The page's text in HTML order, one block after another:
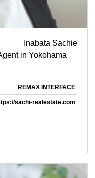
Inabata Sachie
in Yokohama
REMAX INTERFACE
sachi-realestate.com